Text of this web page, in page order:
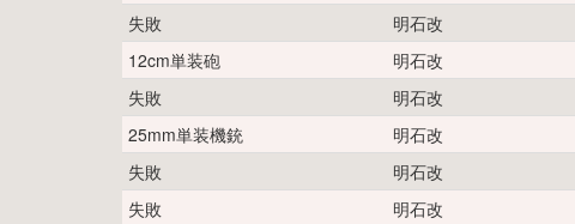
失敗
明石改
12cm単装砲
明石改
失敗
明石改
25mm単装機銃
明石改
失敗
明石改
失敗
明石改